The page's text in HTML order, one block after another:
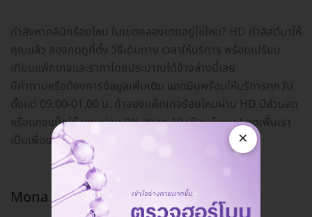
กำลังหาคลินิกร้อยไหม ในเขตคลองเตยอยู่ใช่ไหม? HD ทำลิสต์มาให้
คุณแล้ว ลองกดดูที่ตั้ง วิธีเดินทาง เวลาให้บริการ พร้อมเปรียบ
เทียบแพ็กเกจและราคาโดยประมาณได้ข้างล่างนี้เลย
มีคำถามหรือต้องการข้อมูลเพิ่มเติม แอดมินพร้อมให้บริการทุกวัน
ตั้งแต่ 09.00-01.00 น. ถ้าจองแพ็กเกจร้อยไหมผ่าน HD มีส่วนลด
หรือแคชแบ็กให้ แถมผ่อน 0% สูงสุด 10 เดือนด้วยนะ! กดเพิ่มเรา
เป็นเพื่อนทางไลน์
Mona Clinic คลองเตย, กรุงเทพ
×